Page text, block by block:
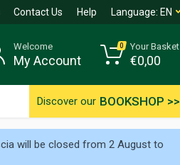
Contact Us Help Language: EN
Discover our BOOKSHOP >>
Welcome
My Account
0 Your Basket
€0,00
will be closed from 2 August to